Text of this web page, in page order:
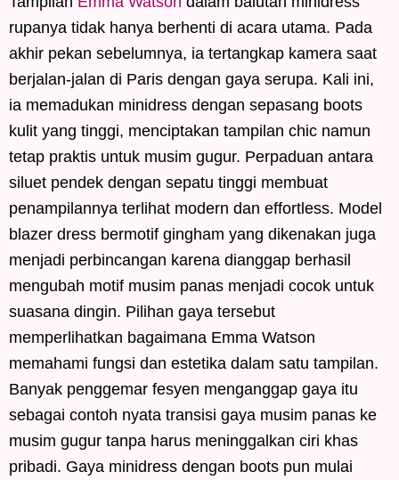
rupanya tidak hanya berhenti di acara utama. Pada
akhir pekan sebelumnya, ia tertangkap kamera saat
berjalan-jalan di Paris dengan gaya serupa. Kali ini,
ia memadukan minidress dengan sepasang boots
kulit yang tinggi, menciptakan tampilan chic namun
tetap praktis untuk musim gugur. Perpaduan antara
siluet pendek dengan sepatu tinggi membuat
penampilannya terlihat modern dan effortless. Model
blazer dress bermotif gingham yang dikenakan juga
menjadi perbincangan karena dianggap berhasil
mengubah motif musim panas menjadi cocok untuk
suasana dingin. Pilihan gaya tersebut
memperlihatkan bagaimana Emma Watson
memahami fungsi dan estetika dalam satu tampilan.
Banyak penggemar fesyen menganggap gaya itu
sebagai contoh nyata transisi gaya musim panas ke
musim gugur tanpa harus meninggalkan ciri khas
pribadi. Gaya minidress dengan boots pun mulai